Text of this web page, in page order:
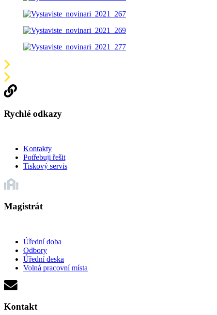
Rychlé odkazy
Kontakty
Potřebuji řešit
Tiskový servis
Magistrát
Úřední doba
Odbory
Úřední deska
Volná pracovní místa
Kontakt